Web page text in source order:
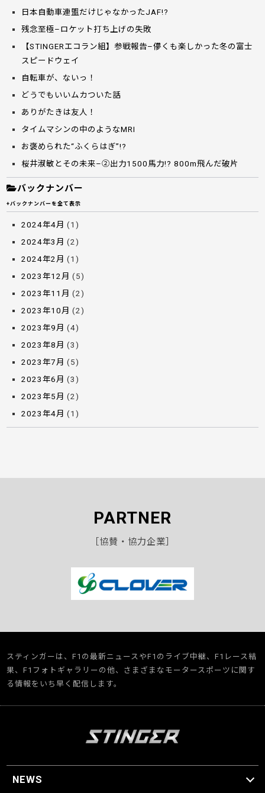
日本自動車連盟だけじゃなかったJAF!?
残念至極–ロケット打ち上げの失敗
【STINGERエコラン組】参戦報告–儚くも楽しかった冬の富士
スピードウェイ
自転車が、ないっ！
どうでもいいムカついた話
ありがたきは友人！
タイムマシンの中のようなMRI
お褒められた“ふくらはぎ”!?
桜井淑敏とその未来–②出力1500馬力!? 800m飛んだ破片
バックナンバー
+バックナンバーを全て表示
2024年4月 (1)
2024年3月 (2)
2024年2月 (1)
2023年12月 (5)
2023年11月 (2)
2023年10月 (2)
2023年9月 (4)
2023年8月 (3)
2023年7月 (5)
2023年6月 (3)
2023年5月 (2)
2023年4月 (1)
PARTNER
［協賛・協力企業］
スティンガーは、F1の最新ニュースやF1のライブ中継、F1レース結
果、F1フォトギャラリーの他、さまざまなモータースポーツに関す
る情報をいち早く配信します。
NEWS